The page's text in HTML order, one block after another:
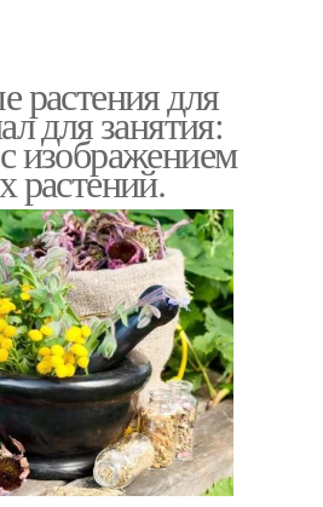
растения для
для занятия:
изображением
растений.